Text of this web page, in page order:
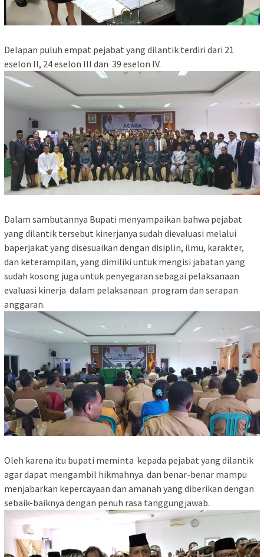
Delapan puluh empat pejabat yang dilantik terdiri dari 21
eselon ll, 24 eselon lll dan 39 eselon lV.
Dalam sambutannya Bupati menyampaikan bahwa pejabat
yang dilantik tersebut kinerjanya sudah dievaluasi melalui
baperjakat yang disesuaikan dengan disiplin, ilmu, karakter,
dan keterampilan, yang dimiliki untuk mengisi jabatan yang
sudah kosong juga untuk penyegaran sebagai pelaksanaan
evaluasi kinerja dalam pelaksanaan program dan serapan
anggaran.
Oleh karena itu bupati meminta kepada pejabat yang dilantik
agar dapat mengambil hikmahnya dan benar-benar mampu
menjabarkan kepercayaan dan amanah yang diberikan dengan
sebaik-baiknya dengan penuh rasa tanggungjawab.